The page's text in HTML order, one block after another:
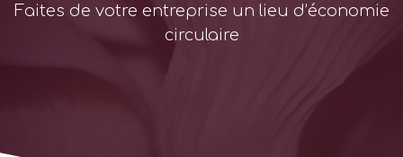
Faites de votre entreprise un lieu d’économie
circulaire